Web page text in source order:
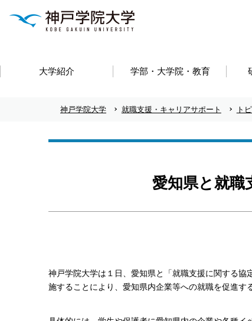
大学紹介 学部・大学院・教育
神戸学院大学 就職支援・キャリアサポート ト
愛知県と就職
神戸学院大学は１日、愛知県と「就職支援に関する
施することにより、愛知県内企業等への就職を促進す